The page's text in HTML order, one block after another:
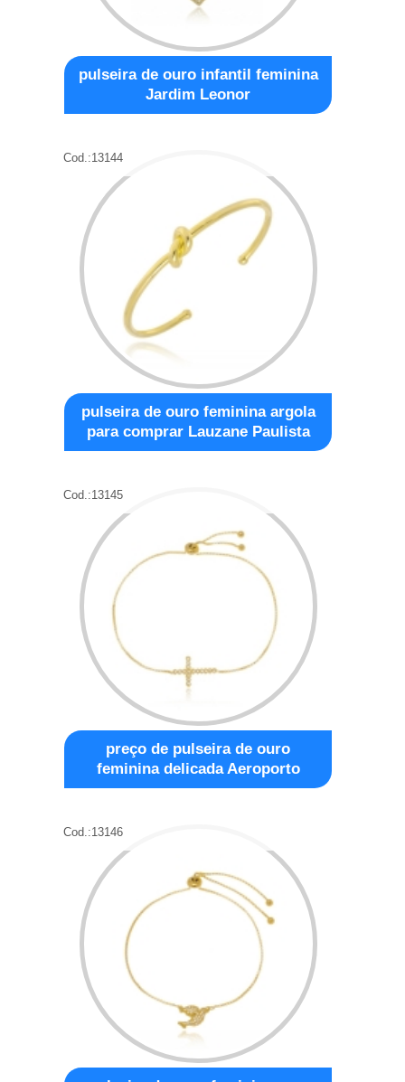
pulseira de ouro infantil feminina
Jardim Leonor
Cod.:13144
pulseira de ouro feminina argola
para comprar Lauzane Paulista
Cod.:13145
preço de pulseira de ouro
feminina delicada Aeroporto
Cod.:13146